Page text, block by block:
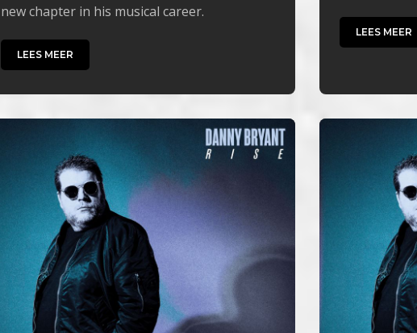
new chapter in his musical career.
LEES MEER
LEES MEER